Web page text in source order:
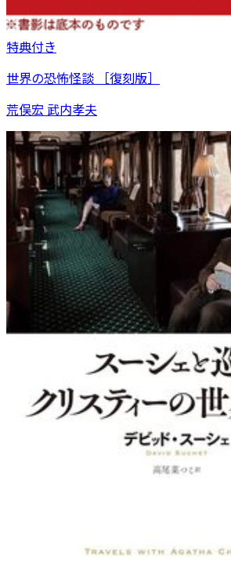
特典付き
世界の恐怖怪談 ［復刻版］
荒俣宏 武内孝夫